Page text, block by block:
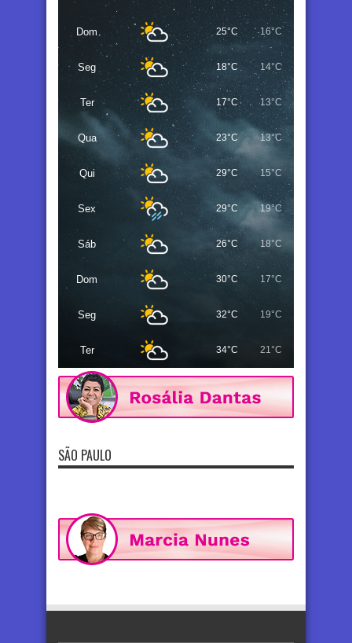
Dom 25°C 16°C
Seg 18°C 14°C
Ter 17°C 13°C
Qua 23°C 13°C
Qui 29°C 15°C
Sex 29°C 19°C
Sáb 26°C 18°C
Dom 30°C 17°C
Seg 32°C 19°C
Ter 34°C 21°C
SÃO PAULO